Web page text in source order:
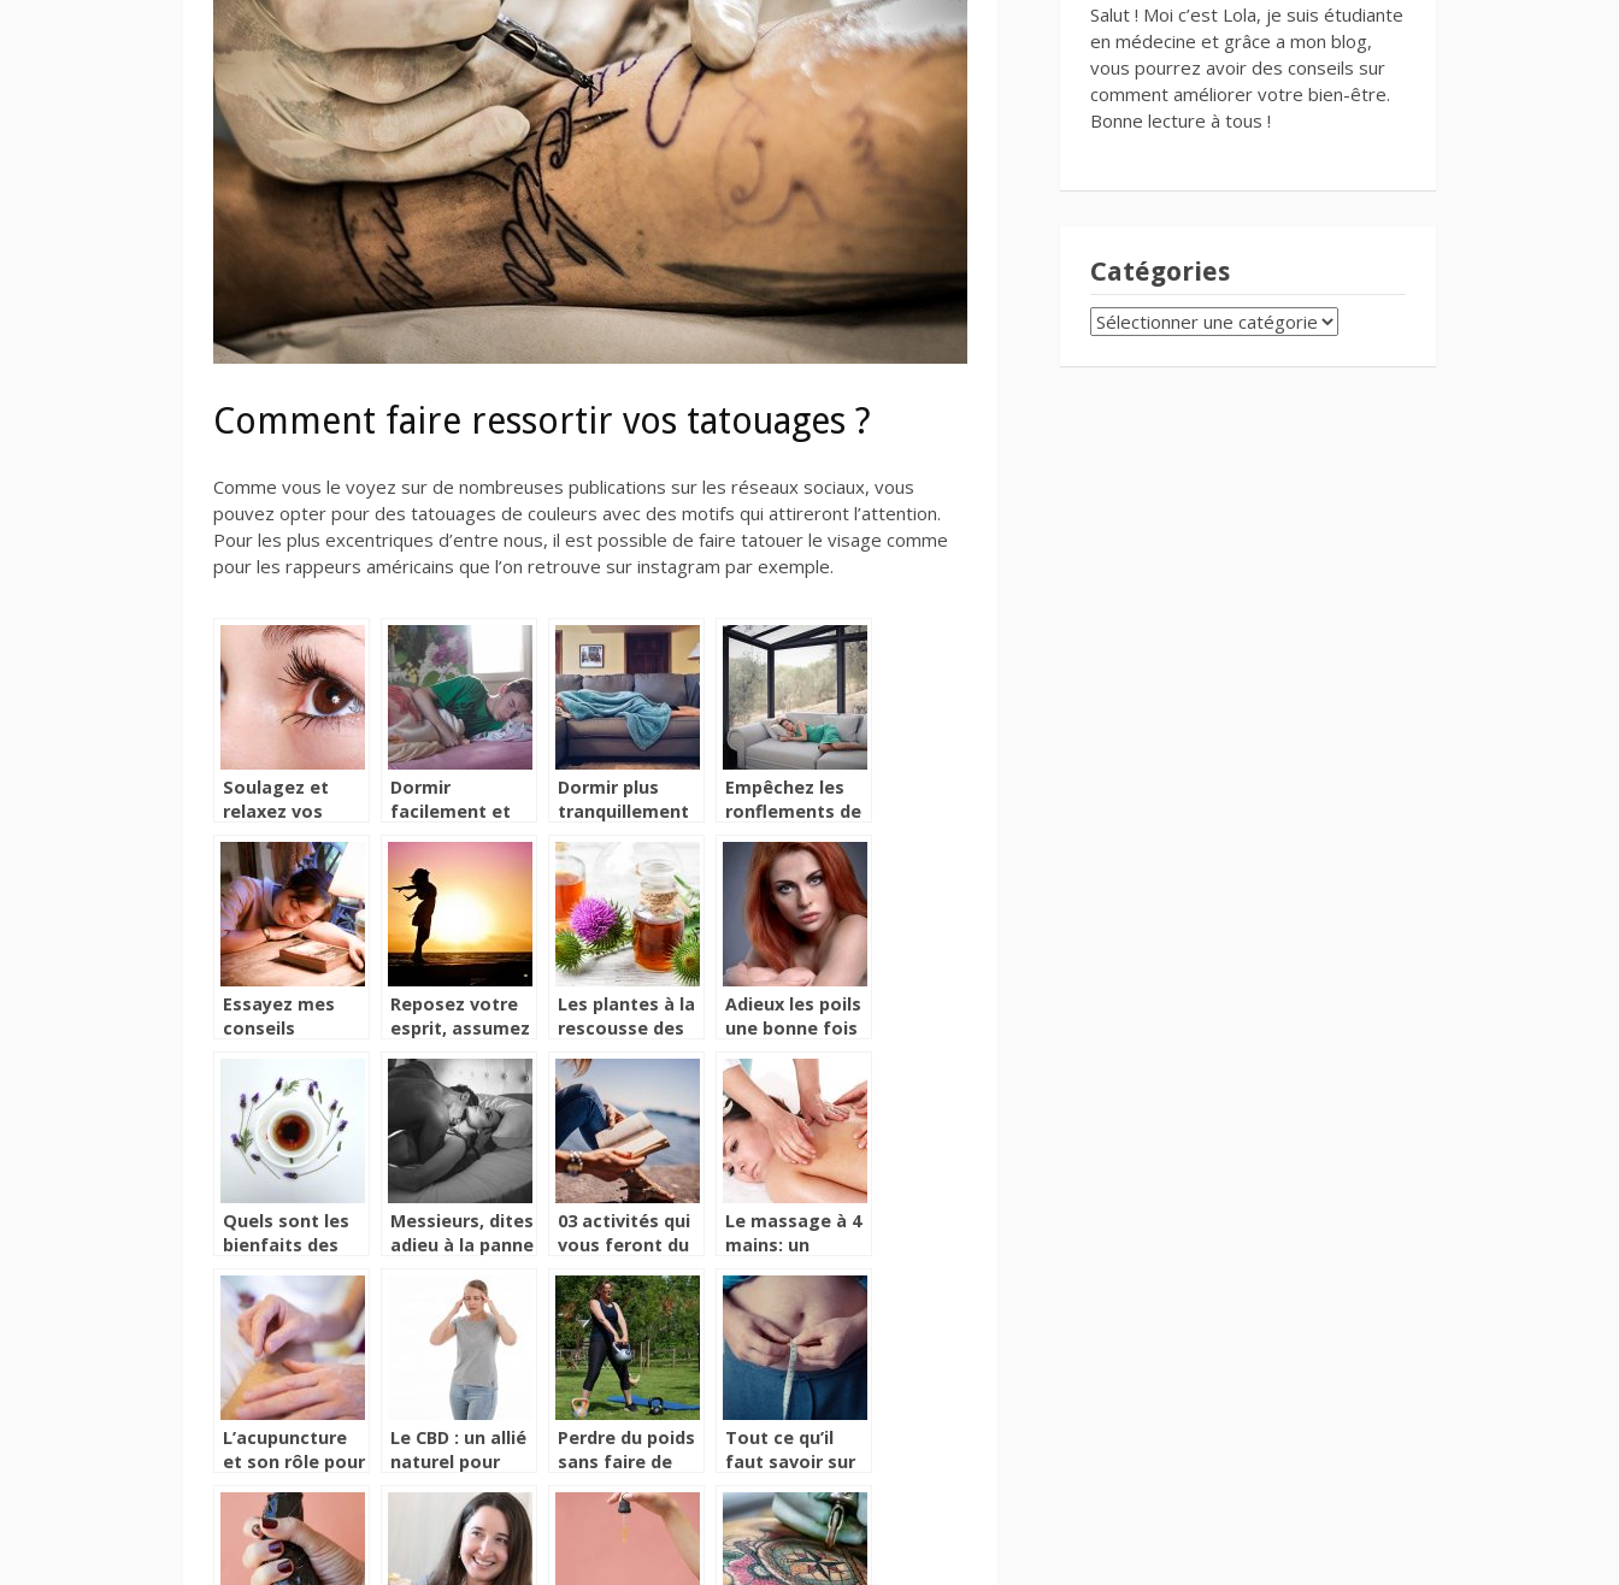
Comment faire ressortir vos tatouages ?
Comme vous le voyez sur de nombreuses publications sur les réseaux sociaux, vous
pouvez opter pour des tatouages de couleurs avec des motifs qui attireront l’attention.
Pour les plus excentriques d’entre nous, il est possible de faire tatouer le visage comme
pour les rappeurs américains que l’on retrouve sur instagram par exemple.
Soulagez et
relaxez vos
ZenMind XP
Dormir
facilement et
ronflement
Dormir plus
tranquillement
astuces
Empêchez les
ronflements de
proches en
lisant cet article
Essayez mes
conseils
bien dormir
sans ronfler
Reposez votre
esprit, assumez
plage
Les plantes à la
rescousse des
quotidien
Adieux les poils
une bonne fois
Quels sont les
bienfaits des
l’organisme
Messieurs, dites
adieu à la panne
03 activités qui
vous feront du
Le massage à 4
mains: un
pure détente
assurée !
L’acupuncture
et son rôle pour
l’organisme
Le CBD : un allié
naturel pour
Perdre du poids
sans faire de
possible ?
Tout ce qu’il
faut savoir sur
de l’acheter
Salut ! Moi c’est Lola, je suis étudiante
en médecine et grâce a mon blog,
vous pourrez avoir des conseils sur
comment améliorer votre bien-être.
Bonne lecture à tous !
Catégories
CATÉGORIES